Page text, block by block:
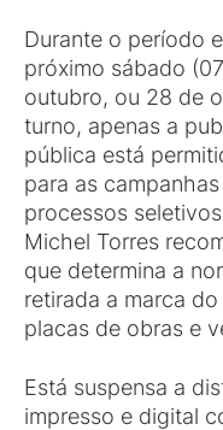
Durante o período
próximo sábado
outubro, ou 28 de
turno, apenas a
pública está
para as
processos
Michel Torres
que determina a
retirada a marca
placas de obras e
Está suspensa a
impresso e digital